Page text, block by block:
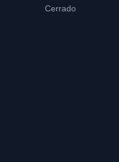
Cerrado